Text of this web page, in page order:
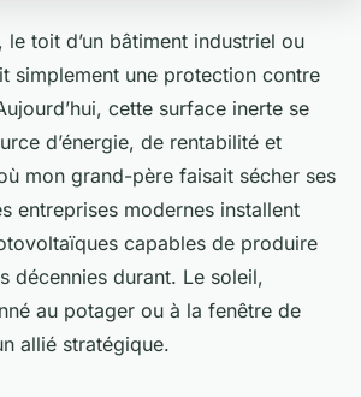
le toit d’un bâtiment industriel ou
simplement une protection contre
cette surface inerte se
d’énergie, de rentabilité et
mon grand-père faisait sécher ses
entreprises modernes installent
capables de produire
décennies durant. Le soleil,
au potager ou à la fenêtre de
allié stratégique.